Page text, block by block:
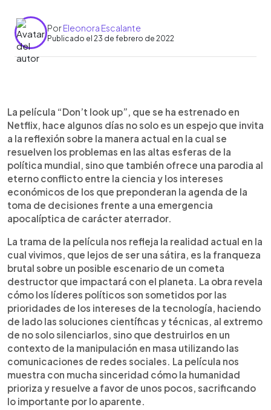
PorEleonora Escalante
Publicado el 23 de febrero de 2022
► Escuchar artículo
La película “Don’t look up”, que se ha estrenado en
Netflix, hace algunos días no solo es un espejo que invita
a la reflexión sobre la manera actual en la cual se
resuelven los problemas en las altas esferas de la
política mundial, sino que también ofrece una parodia al
eterno conflicto entre la ciencia y los intereses
económicos de los que preponderan la agenda de la
toma de decisiones frente a una emergencia
apocalíptica de carácter aterrador.
La trama de la película nos refleja la realidad actual en la
cual vivimos, que lejos de ser una sátira, es la franqueza
brutal sobre un posible escenario de un cometa
destructor que impactará con el planeta. La obra revela
cómo los líderes políticos son sometidos por las
prioridades de los intereses de la tecnología, haciendo
de lado las soluciones científicas y técnicas, al extremo
de no solo silenciarlos, sino que destruirlos en un
contexto de la manipulación en masa utilizando las
comunicaciones de redes sociales. La película nos
muestra con mucha sinceridad cómo la humanidad
prioriza y resuelve a favor de unos pocos, sacrificando
lo importante por lo aparente.